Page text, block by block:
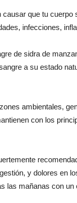
que tu
infecciones,
de sidra de
a su estado
ambientales,
con los
y dolores en
las mañanas con